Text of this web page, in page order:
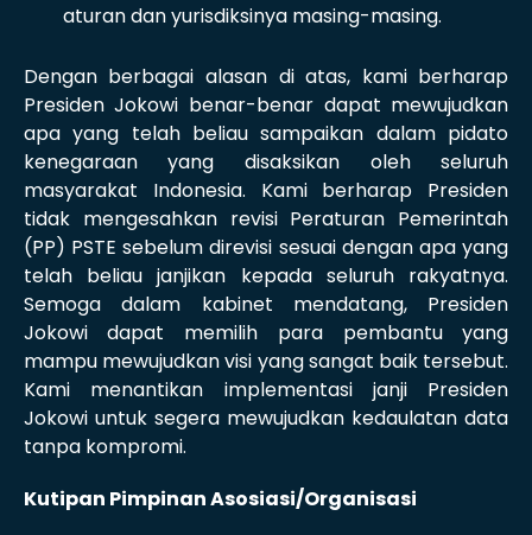
aturan dan yurisdiksinya masing-masing.
Dengan berbagai alasan di atas, kami berharap
Presiden Jokowi benar-benar dapat mewujudkan
apa yang telah beliau sampaikan dalam pidato
kenegaraan yang disaksikan oleh seluruh
masyarakat Indonesia. Kami berharap Presiden
tidak mengesahkan revisi Peraturan Pemerintah
(PP) PSTE sebelum direvisi sesuai dengan apa yang
telah beliau janjikan kepada seluruh rakyatnya.
Semoga dalam kabinet mendatang, Presiden
Jokowi dapat memilih para pembantu yang
mampu mewujudkan visi yang sangat baik tersebut.
Kami menantikan implementasi janji Presiden
Jokowi untuk segera mewujudkan kedaulatan data
tanpa kompromi.
Kutipan Pimpinan Asosiasi/Organisasi